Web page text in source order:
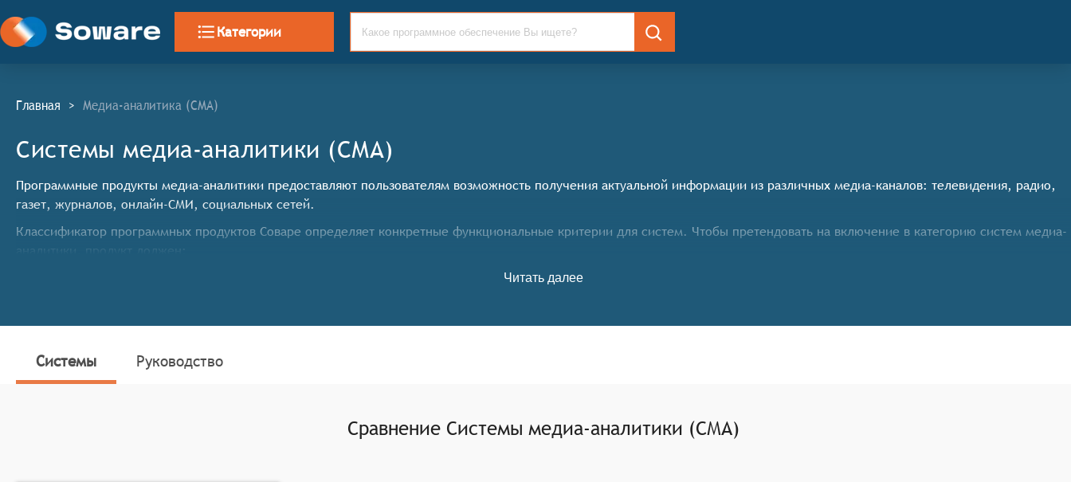
Категории
Главная > Медиа-аналитика (СМА)
Системы медиа-аналитики (СМА)
Программные продукты медиа-аналитики предоставляют пользователям возможность получения актуальной информации из различных медиа-каналов: телевидения, радио,
газет, журналов, онлайн-СМИ, социальных сетей.
Классификатор программных продуктов Соваре определяет конкретные функциональные критерии для систем. Чтобы претендовать на включение в категорию систем медиа-
Отслеживать различные медиа-каналы и работать с большой базой медиа-сообщений;
Читать далее
Системы Руководство
Сравнение Системы медиа-аналитики (СМА)